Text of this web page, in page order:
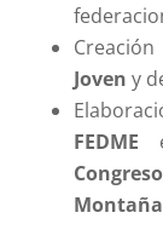
Joven y
FEDME
Montaña